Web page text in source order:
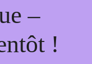
–
!